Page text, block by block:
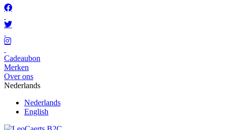
Cadeaubon
Merken
Over ons
Nederlands
Nederlands
English